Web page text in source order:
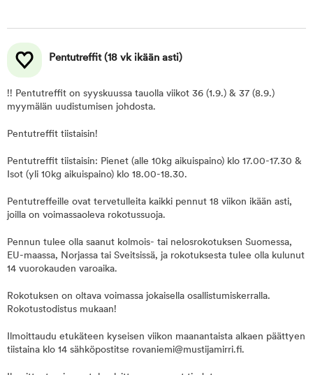
Pentutreffit (18 vk ikään asti)
!! Pentutreffit on syyskuussa tauolla viikot 36 (1.9.) & 37 (8.9.)
myymälän uudistumisen johdosta.
Pentutreffit tiistaisin!
Pentutreffit tiistaisin: Pienet (alle 10kg aikuispaino) klo 17.00-17.30 &
Isot (yli 10kg aikuispaino) klo 18.00-18.30.
Pentutreffeille ovat tervetulleita kaikki pennut 18 viikon ikään asti,
joilla on voimassaoleva rokotussuoja.
Pennun tulee olla saanut kolmois- tai nelosrokotuksen Suomessa,
EU-maassa, Norjassa tai Sveitsissä, ja rokotuksesta tulee olla kulunut
14 vuorokauden varoaika.
Rokotuksen on oltava voimassa jokaisella osallistumiskerralla.
Rokotustodistus mukaan!
Ilmoittaudu etukäteen kyseisen viikon maanantaista alkaen päättyen
tiistaina klo 14 sähköpostitse rovaniemi@mustijamirri.fi.